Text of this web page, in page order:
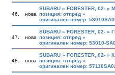
46. нова
SUBARU » FORESTER, 02- »
позиция: отпред »
оригинален номер:
47. нова
SUBARU » FORESTER, 02- »
позиция: отпред »
оригинален номер: 53010-
48. нова
SUBARU » FORESTER, 02- »
позиция: отпред »
оригинален номер: